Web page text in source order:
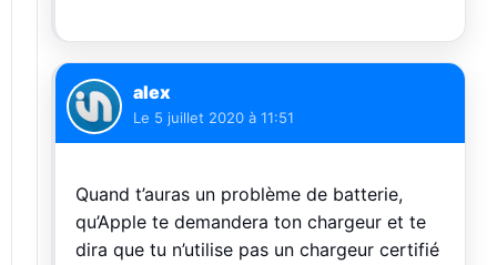
alex
Le 5 juillet 2020 à 11:51
Quand t’auras un problème de batterie,
qu’Apple te demandera ton chargeur et te
dira que tu n’utilise pas un chargeur certifié